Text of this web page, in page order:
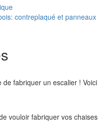
contreplaqué et panneaux
de fabriquer un escalier ! Voici
vouloir fabriquer vos chaises